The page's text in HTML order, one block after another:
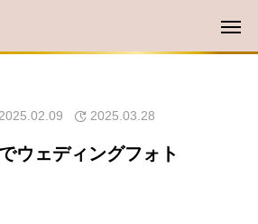
2025.02.09 2025.03.28
ウェディングフォト